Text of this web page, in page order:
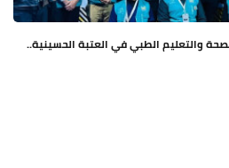
والتعليم الطبي في العتبة الحسينية..